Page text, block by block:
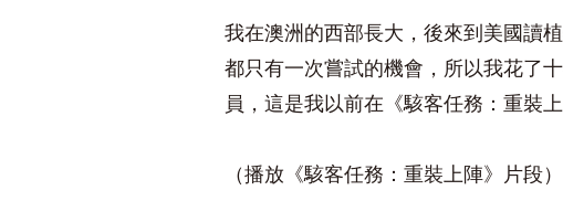
我在澳洲的西部長大，後來到美國讀
都只有一次嘗試的機會，所以我花了
員，這是我以前在《駭客任務：重裝
（播放《駭客任務：重裝上陣》片段）